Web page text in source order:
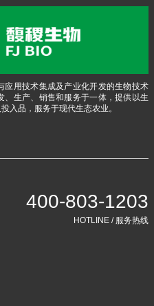
应用技术集成及产业化开发的生物技术
生产、销售和服务于一体，提供以生
入品，服务于现代生态农业。
400-803-1203
HOTLINE / 服务热线